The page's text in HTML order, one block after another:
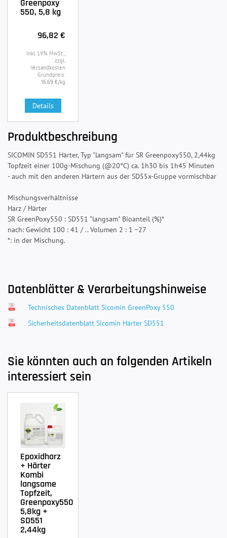
Greenpoxy
550, 5,8 kg
96,82 €
Inkl. 19% MwSt.,
zzgl.
Versandkosten
Grundpreis:
16,69 €/kg
Details
Produktbeschreibung
SICOMIN SD551 Härter, Typ "langsam" für SR Greenpoxy550, 2,44kg
Topfzeit einer 100g-Mischung (@20°C) ca. 1h30 bis 1h45 Minuten
- auch mit den anderen Härtern aus der SD55x-Gruppe vormischbar
Mischungsverhältnisse
Harz / Härter
SR GreenPoxy550 : SD551 "langsam" Bioanteil (%)*
nach: Gewicht 100 : 41 / .. Volumen 2 : 1 ~27
*: in der Mischung.
Datenblätter & Verarbeitungshinweise
Technisches Datenblatt Sicomin GreenPoxy 550
Sicherheitsdatenblatt Sicomin Härter SD551
Sie könnten auch an folgenden Artikeln
interessiert sein
Epoxidharz
+ Härter
Kombi
langsame
Topfzeit,
Greenpoxy550
5,8kg +
SD551
2,44kg